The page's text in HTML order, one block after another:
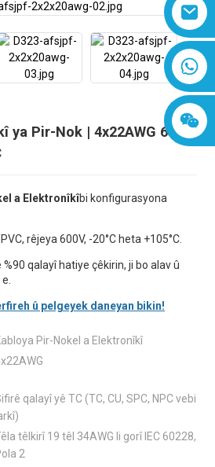
8618019377761
ya Pir-Nok | 4x22AWG 600V
a Elektronîkîbi konfigurasyona
rêjeya 600V, -20°C heta +105°C.
qalayî hatiye çêkirin, ji bo alav û
û pelgeyek daneyan bikin!
Pir-Nokel a Elektronîkî
qalayî yê TC (TC, CU, SPC, NPC vebi
têlkirî 19 têl 34AWG li gorî IEC 60228,
2